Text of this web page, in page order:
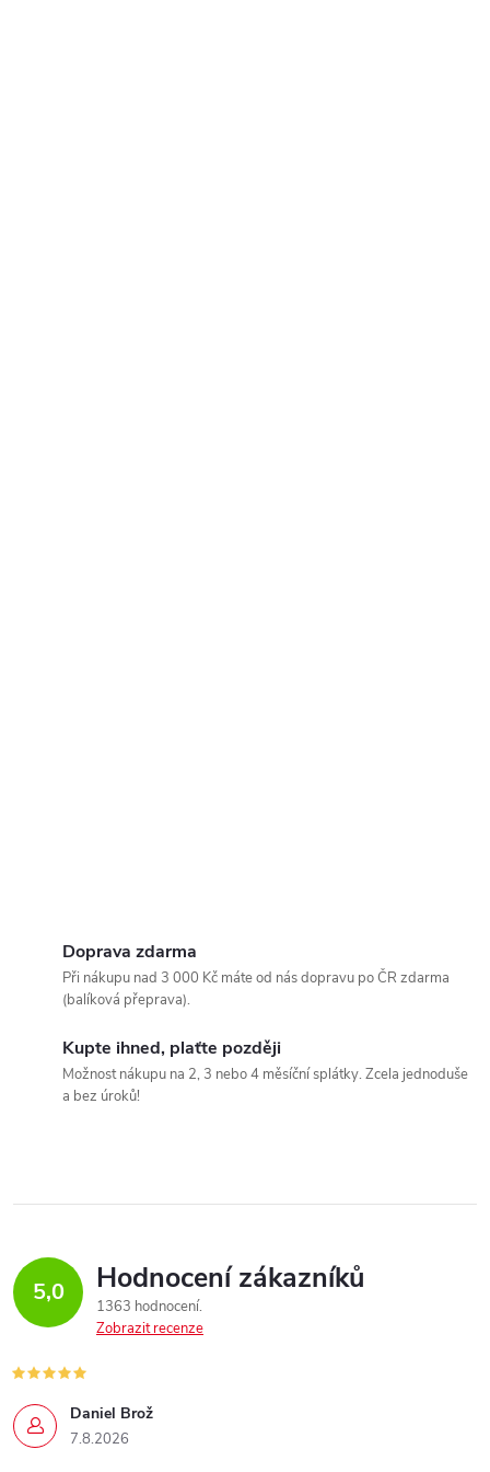
Doprava zdarma
Při nákupu nad 3 000 Kč máte od nás dopravu po ČR zdarma
(balíková přeprava).
Kupte ihned, plaťte později
Možnost nákupu na 2, 3 nebo 4 měsíční splátky. Zcela jednoduše
a bez úroků!
5,0 Hodnocení zákazníků
1363 hodnocení
Zobrazit recenze
Daniel Brož
7.8.2026